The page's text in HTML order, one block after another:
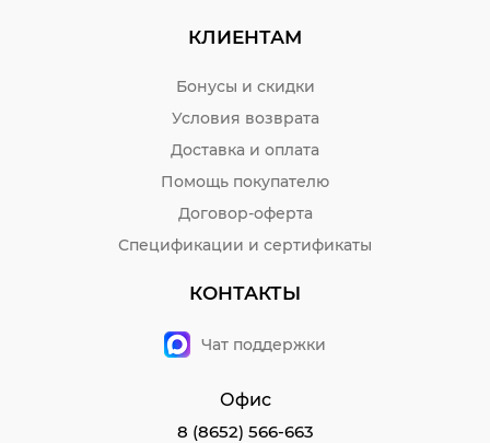
КЛИЕНТАМ
Бонусы и скидки
Условия возврата
Доставка и оплата
Помощь покупателю
Договор-оферта
Спецификации и сертификаты
КОНТАКТЫ
Чат поддержки
Офис
8 (8652) 566-663